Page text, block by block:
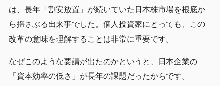
は、長年「割安放置」が続いていた日本株市場を根底か
ら揺さぶる出来事でした。個人投資家にとっても、この
改革の意味を理解することは非常に重要です。
なぜこのような要請が出たのかというと、日本企業の
「資本効率の低さ」が長年の課題だったからです。